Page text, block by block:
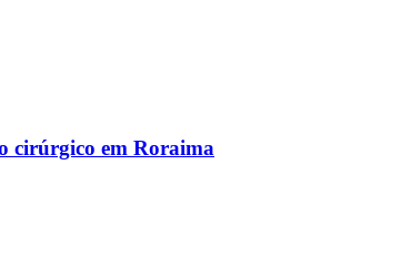
cirúrgico em Roraima